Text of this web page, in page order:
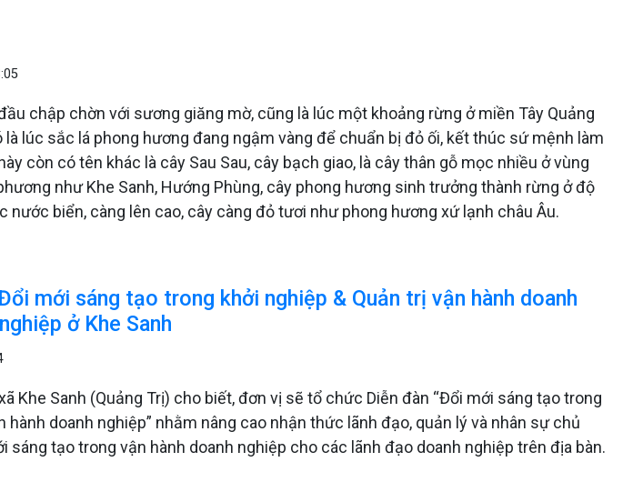
chập chờn với sương giăng mờ, cũng là lúc một khoảng rừng ở miền Tây Quảng
là lúc sắc lá phong hương đang ngậm vàng để chuẩn bị đỏ ối, kết thúc sứ mệnh làm
còn có tên khác là cây Sau Sau, cây bạch giao, là cây thân gỗ mọc nhiều ở vùng
như Khe Sanh, Hướng Phùng, cây phong hương sinh trưởng thành rừng ở độ
nước biển, càng lên cao, cây càng đỏ tươi như phong hương xứ lạnh châu Âu.
mới sáng tạo trong khởi nghiệp & Quản trị vận hành doanh
ở Khe Sanh
Khe Sanh (Quảng Trị) cho biết, đơn vị sẽ tổ chức Diễn đàn “Đổi mới sáng tạo trong
hành doanh nghiệp” nhằm nâng cao nhận thức lãnh đạo, quản lý và nhân sự chủ
sáng tạo trong vận hành doanh nghiệp cho các lãnh đạo doanh nghiệp trên địa bàn.